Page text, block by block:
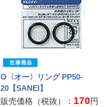
O〈オー〉リング PP50-
20【SANEI】
販売価格（税抜）： 170円